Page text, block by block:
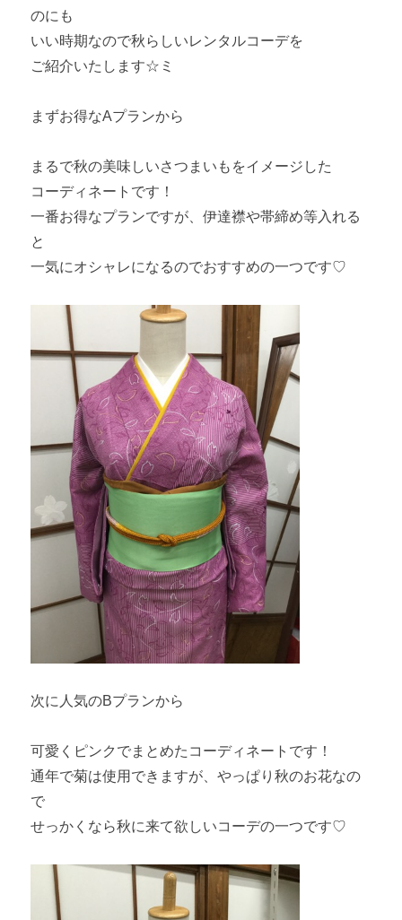
のにも
いい時期なので秋らしいレンタルコーデを
ご紹介いたします☆ミ
まずお得なAプランから
まるで秋の美味しいさつまいもをイメージした
コーディネートです！
一番お得なプランですが、伊達襟や帯締め等入れる
と
一気にオシャレになるのでおすすめの一つです♡
次に人気のBプランから
可愛くピンクでまとめたコーディネートです！
通年で菊は使用できますが、やっぱり秋のお花なの
で
せっかくなら秋に来て欲しいコーデの一つです♡